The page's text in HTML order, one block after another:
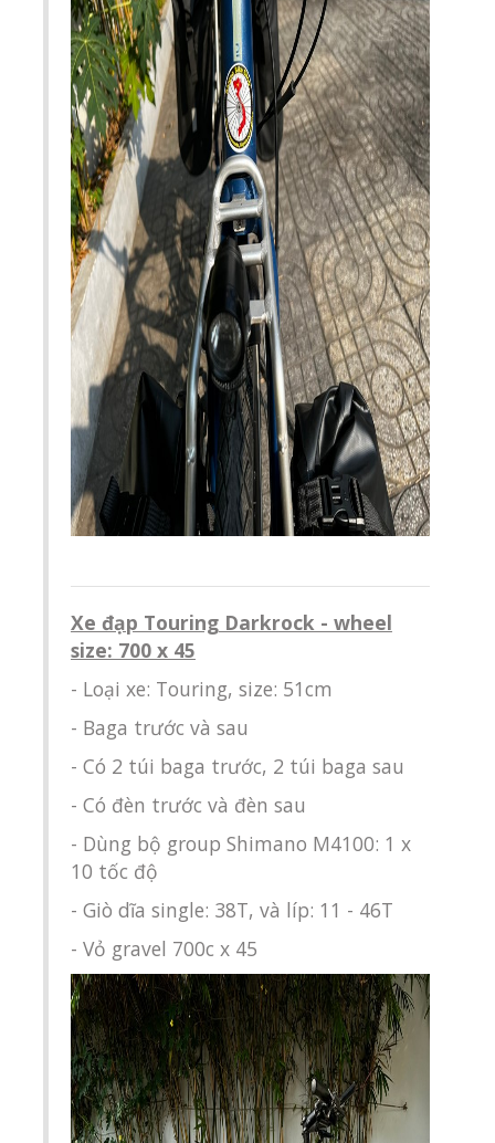
Xe đạp Touring Darkrock - wheel
size: 700 x 45
- Loại xe: Touring, size: 51cm
- Baga trước và sau
- Có 2 túi baga trước, 2 túi baga sau
- Có đèn trước và đèn sau
- Dùng bộ group Shimano M4100: 1 x
10 tốc độ
- Giò dĩa single: 38T, và líp: 11 - 46T
- Vỏ gravel 700c x 45